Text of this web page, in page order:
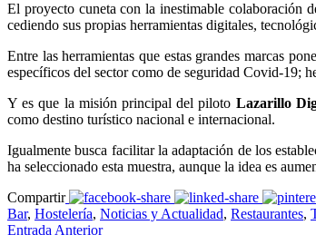
El proyecto cuneta con la inestimable colaboración
cediendo sus propias herramientas digitales,
Entre las herramientas que estas grandes marcas
específicos del sector como de seguridad Covid-19;
Y es que la misión principal del piloto Lazarillo
como destino turístico nacional e internacional.
Igualmente busca facilitar la adaptación de los
ha seleccionado esta muestra, aunque la idea es
Compartir
Bar, Hostelería, Noticias y Actualidad, Restaurantes,
Entrada Anterior